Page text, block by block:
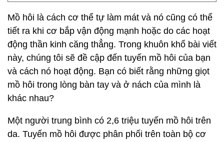
Mồ hôi là cách cơ thể tự làm mát và nó cũng có thể
tiết ra khi cơ bắp vận động mạnh hoặc do các hoạt
động thần kinh căng thẳng. Trong khuôn khổ bài viết
này, chúng tôi sẽ đề cập đến tuyến mồ hôi của bạn
và cách nó hoạt động. Bạn có biết rằng những giọt
mồ hôi trong lòng bàn tay và ở nách của mình là
khác nhau?
Một người trung bình có 2,6 triệu tuyến mồ hôi trên
da. Tuyến mồ hôi được phân phối trên toàn bộ cơ